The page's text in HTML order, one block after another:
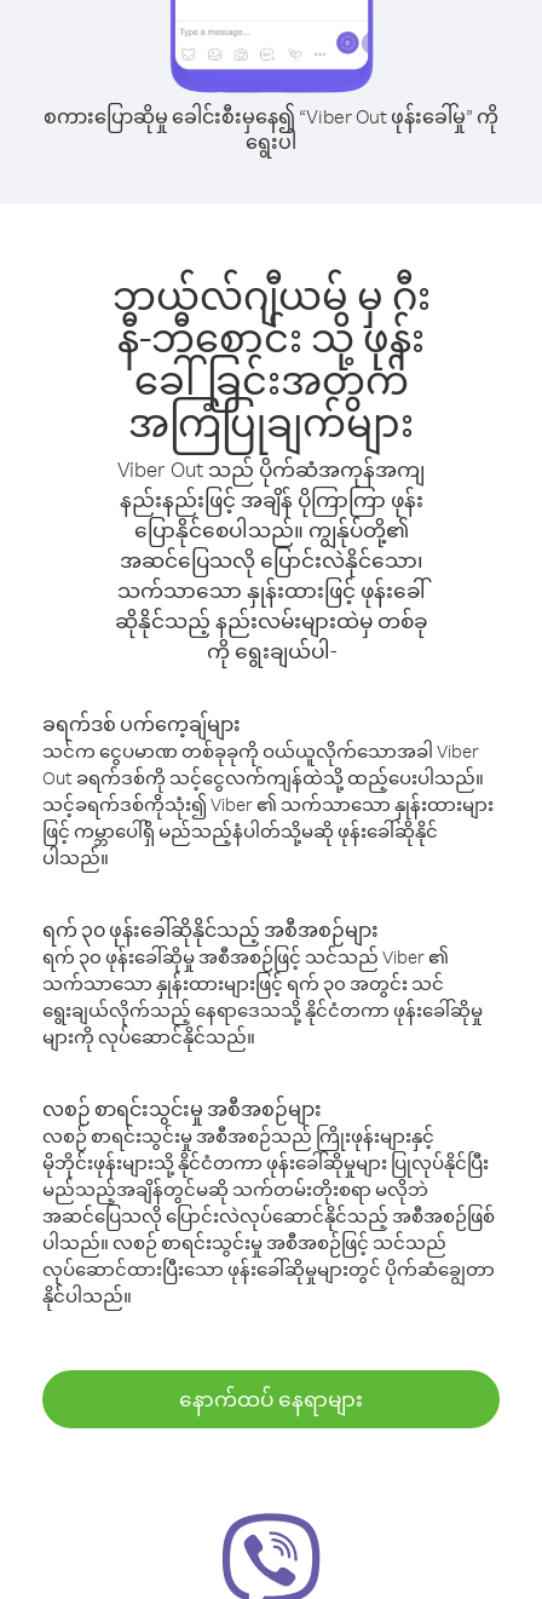
စကားပြောဆိုမှု ခေါင်းစီးမှနေ၍ “Viber Out ဖုန်းခေါ်မှု” ကို
ရွေးပါ
ဘယ်လ်ဂျီယမ် မှ ဂီး
နီ-ဘီစောင်း သို့ ဖုန်း
ခေါ်ခြင်းအတွက်
အကြံပြုချက်များ
Viber Out သည် ပိုက်ဆံအကုန်အကျ
နည်းနည်းဖြင့် အချိန် ပိုကြာကြာ ဖုန်း
ပြောနိုင်စေပါသည်။ ကျွန်ုပ်တို့၏
အဆင်ပြေသလို ပြောင်းလဲနိုင်သော၊
သက်သာသော နှုန်းထားဖြင့် ဖုန်းခေါ်
ဆိုနိုင်သည့် နည်းလမ်းများထဲမှ တစ်ခု
ကို ရွေးချယ်ပါ-
ခရက်ဒစ် ပက်ကေ့ချ်များ
သင်က ငွေပမာဏ တစ်ခုခုကို ဝယ်ယူလိုက်သောအခါ Viber
Out ခရက်ဒစ်ကို သင့်ငွေလက်ကျန်ထဲသို့ ထည့်ပေးပါသည်။
သင့်ခရက်ဒစ်ကိုသုံး၍ Viber ၏ သက်သာသော နှုန်းထားများ
ဖြင့် ကမ္ဘာပေါ်ရှိ မည်သည့်နံပါတ်သို့မဆို ဖုန်းခေါ်ဆိုနိုင်
ပါသည်။
ရက် ၃၀ ဖုန်းခေါ်ဆိုနိုင်သည့် အစီအစဉ်များ
ရက် ၃၀ ဖုန်းခေါ်ဆိုမှု အစီအစဉ်ဖြင့် သင်သည် Viber ၏
သက်သာသော နှုန်းထားများဖြင့် ရက် ၃၀ အတွင်း သင်
ရွေးချယ်လိုက်သည့် နေရာဒေသသို့ နိုင်ငံတကာ ဖုန်းခေါ်ဆိုမှု
များကို လုပ်ဆောင်နိုင်သည်။
လစဉ် စာရင်းသွင်းမှု အစီအစဉ်များ
လစဉ် စာရင်းသွင်းမှု အစီအစဉ်သည် ကြိုးဖုန်းများနှင့်
မိုဘိုင်းဖုန်းများသို့ နိုင်ငံတကာ ဖုန်းခေါ်ဆိုမှုများ ပြုလုပ်နိုင်ပြီး
မည်သည့်အချိန်တွင်မဆို သက်တမ်းတိုးစရာ မလိုဘဲ
အဆင်ပြေသလို ပြောင်းလဲလုပ်ဆောင်နိုင်သည့် အစီအစဉ်ဖြစ်
ပါသည်။ လစဉ် စာရင်းသွင်းမှု အစီအစဉ်ဖြင့် သင်သည်
လုပ်ဆောင်ထားပြီးသော ဖုန်းခေါ်ဆိုမှုများတွင် ပိုက်ဆံချွေတာ
နိုင်ပါသည်။
နောက်ထပ် နေရာများ